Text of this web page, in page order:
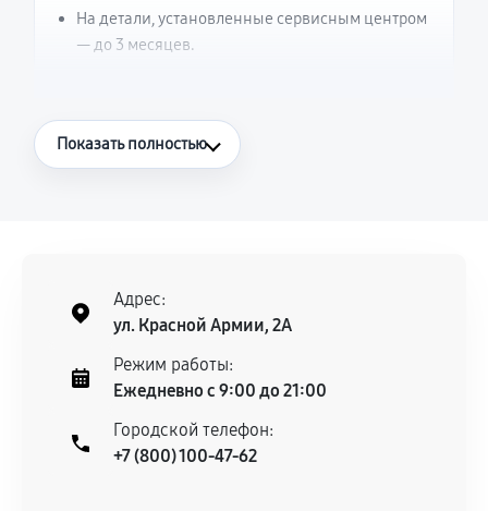
На детали, установленные сервисным центром
— до 3 месяцев.
Что считается гарантийным случаем
нормальной эксплуатации в течение
гарантийного срока.
Несоответствие комплектующей заявленным
техническим характеристикам.
Документы для подтверждения
Показать полностью
Адрес:
ул. Красной Армии, 2А
Режим работы:
Ежедневно с 9:00 до 21:00
Городской телефон:
+7 (800) 100-47-62